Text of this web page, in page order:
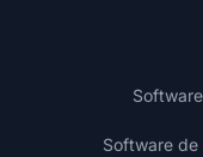
Software de